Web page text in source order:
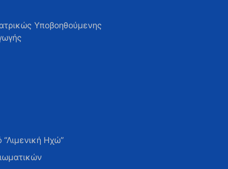
Υποβοηθούμενης
“Λιμενική Ηχώ”